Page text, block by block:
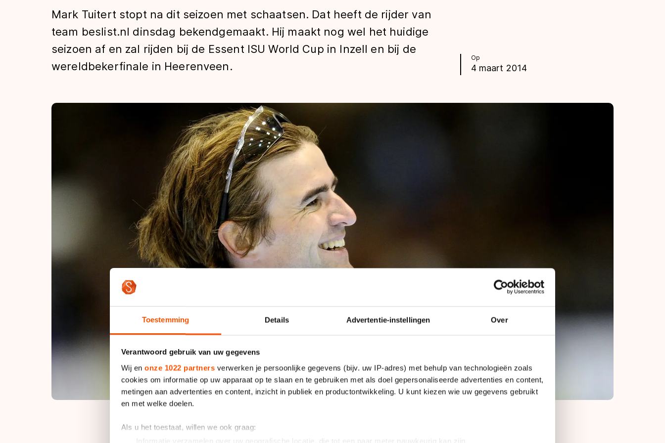
Toestemming Details Advertentie-instellingen Over
Verantwoord gebruik van uw gegevens
Wij en onze 1022 partners verwerken je persoonlijke gegevens (bijv. uw IP-adres) met behulp van technologieën zoals
cookies om informatie op uw apparaat op te slaan en te gebruiken met als doel gepersonaliseerde advertenties en content,
metingen aan advertenties en content, inzicht in publiek en productontwikkeling. U kunt kiezen wie uw gegevens gebruikt
en met welke doelen.
Als u het toestaat, willen we ook graag:
Informatie verzamelen over uw geografische locatie, die tot een paar meter nauwkeurig kan zijn
Tijden & historie
De weg op
Olympische Spelen
Op
4 maart 2014
Mark Tuitert stopt na dit seizoen met schaatsen. Dat heeft de rijder van
team beslist.nl dinsdag bekendgemaakt. Hij maakt nog wel het huidige
seizoen af en zal rijden bij de Essent ISU World Cup in Inzell en bij de
wereldbekerfinale in Heerenveen.